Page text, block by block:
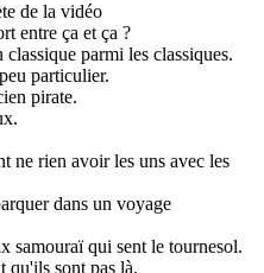
de la vidéo
entre ça et ça ?
parmi les classiques.
particulier.
pirate.
ne rien avoir les uns avec les
dans un voyage
samouraï qui sent le tournesol.
qu'ils sont pas là.